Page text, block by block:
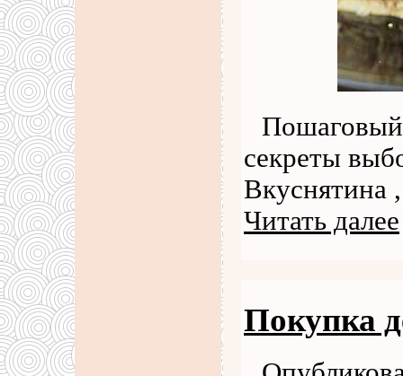
Пошаговый
секреты
Вкуснятина
Читать далее
Покупка